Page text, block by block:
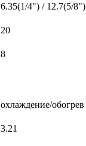
6.35(1/4") / 12.7(5/8")
20
8
охлаждение/обогрев
3.21